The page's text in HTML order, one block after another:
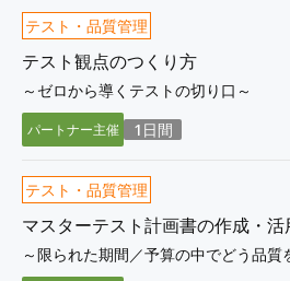
テスト・品質管理
テスト観点のつくり方
～ゼロから導くテストの切り口～
パートナー主催 1日間
テスト・品質管理
マスターテスト計画書の作成・活
～限られた期間／予算の中でどう品質